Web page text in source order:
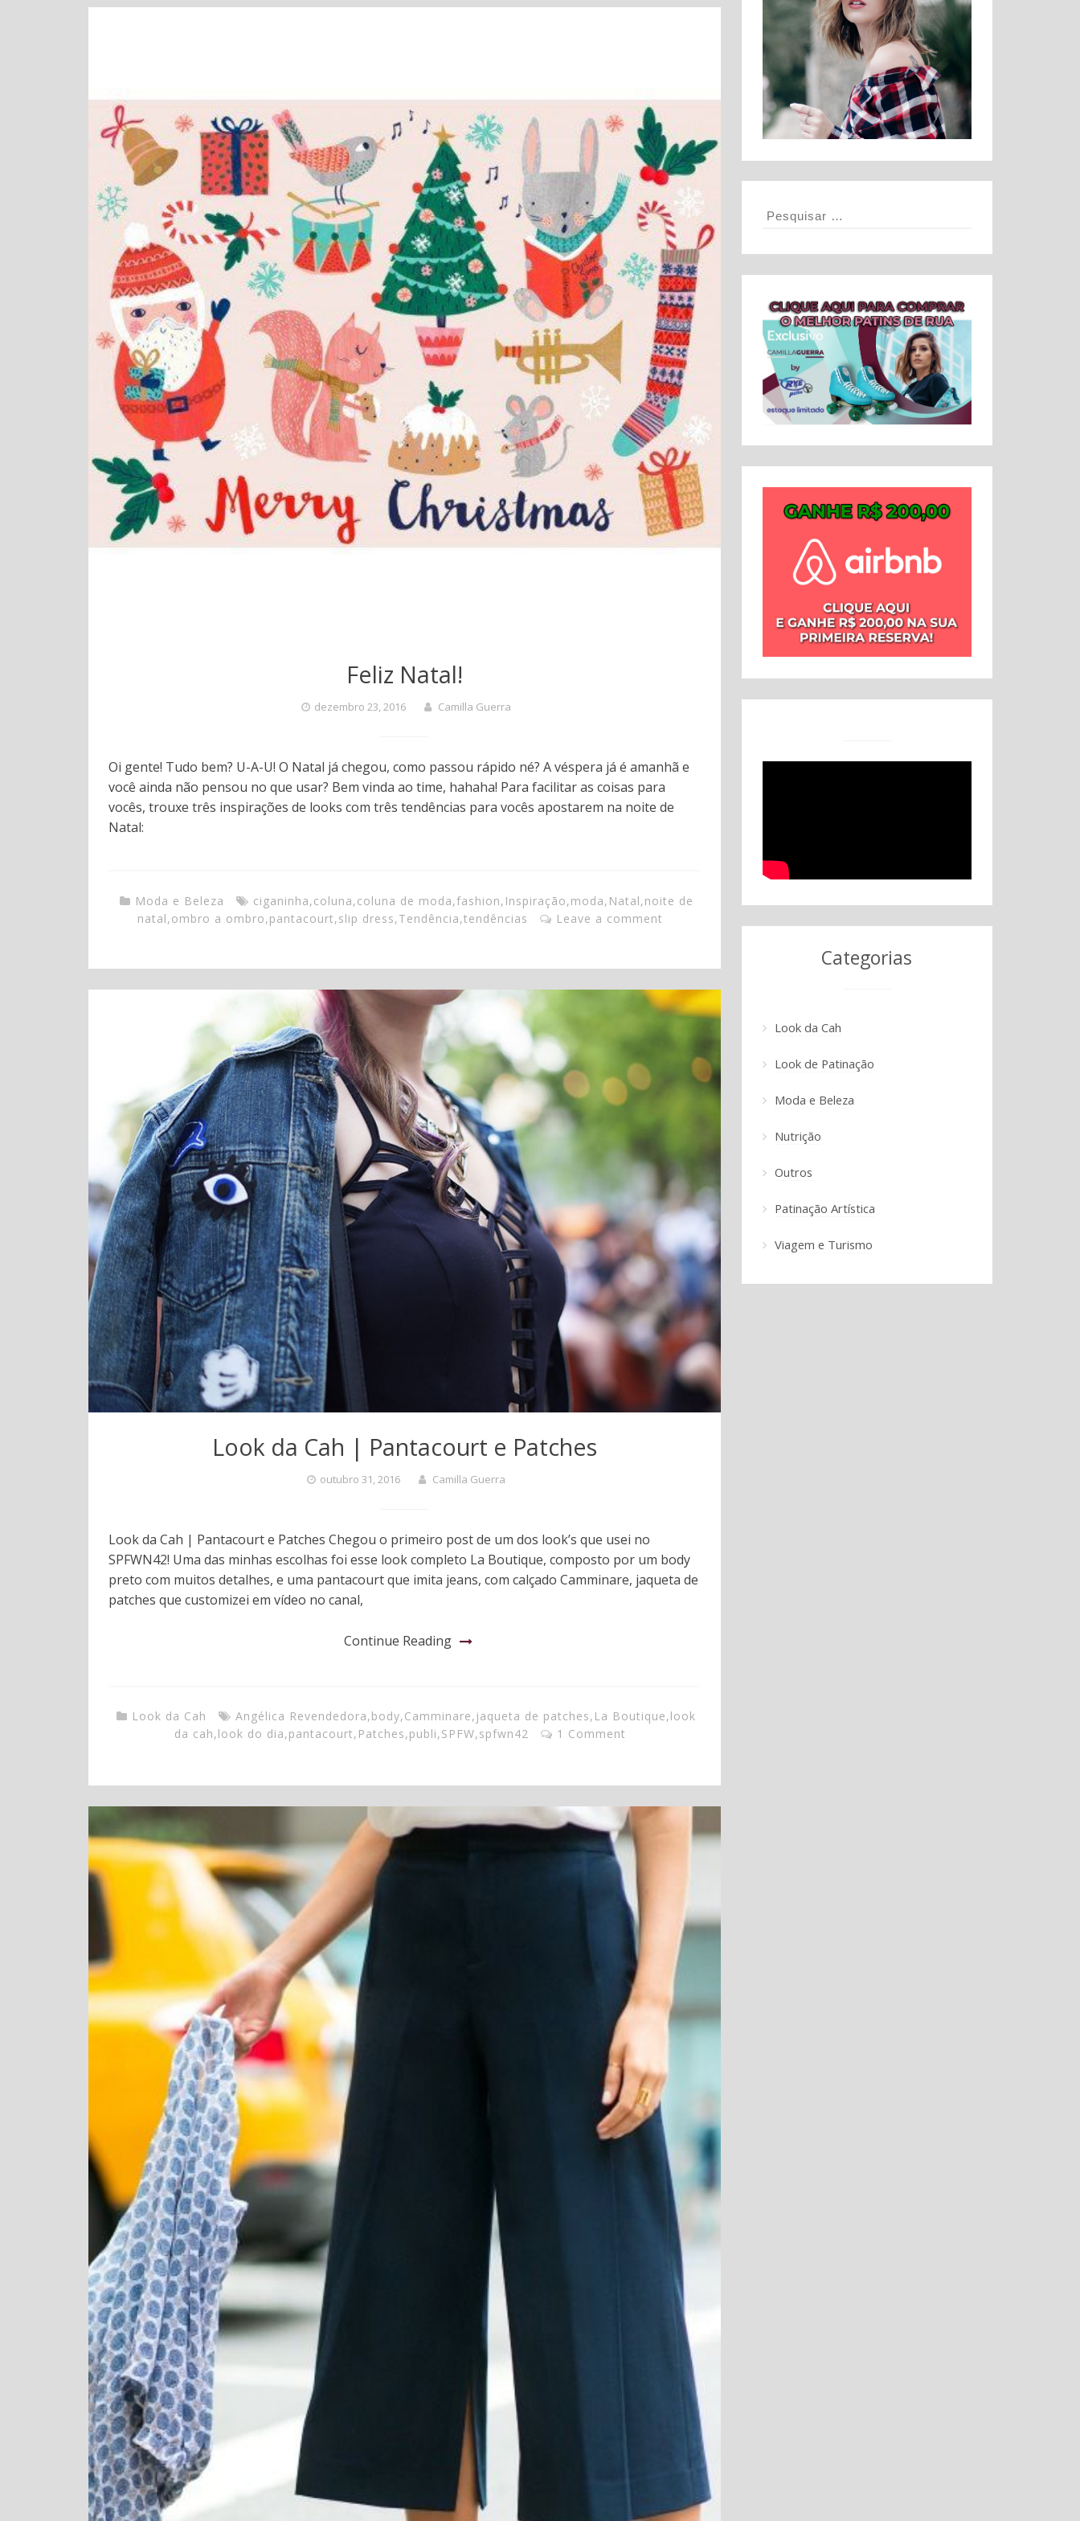
Feliz Natal!
dezembro 23, 2016 Camilla Guerra
Oi gente! Tudo bem? U-A-U! O Natal já chegou, como passou rápido né? A véspera já é amanhã e
você ainda não pensou no que usar? Bem vinda ao time, hahaha! Para facilitar as coisas para
vocês, trouxe três inspirações de looks com três tendências para vocês apostarem na noite de
Natal:
Moda e Beleza ciganinha,coluna,coluna de moda,fashion, Inspiração,moda, Natal,noite de
natal,ombro a ombro,pantacourt,slip dress,Tendência,tendências Leave a comment
Look da Cah | Pantacourt e Patches
outubro 31, 2016 Camilla Guerra
Look da Cah | Pantacourt e Patches Chegou o primeiro post de um dos look’s que usei no
SPFWN42! Uma das minhas escolhas foi esse look completo La Boutique, composto por um body
preto com muitos detalhes, e uma pantacourt que imita jeans, com calçado Camminare, jaqueta de
patches que customizei em vídeo no canal,
Continue Reading
Look da Cah Angélica Revendedora,body,Camminare, jaqueta de patches, La Boutique,look
da cah,look do dia,pantacourt, Patches,publi,SPFW,spfwn42 1 Comment
Categorias
Look da Cah
Look de Patinação
Moda e Beleza
Nutrição
Outros
Patinação Artística
Viagem e Turismo